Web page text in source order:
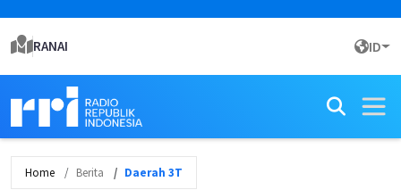
RANAI ID
Home Berita Daerah 3T